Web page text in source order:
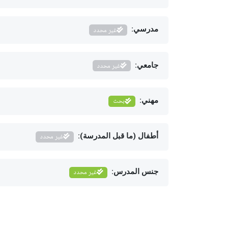
مدرسي: غير محدد
جامعي: غير محدد
مهني: بحث
أطفال (ما قبل المدرسة): غير محدد
جنس المدرس: غير محدد